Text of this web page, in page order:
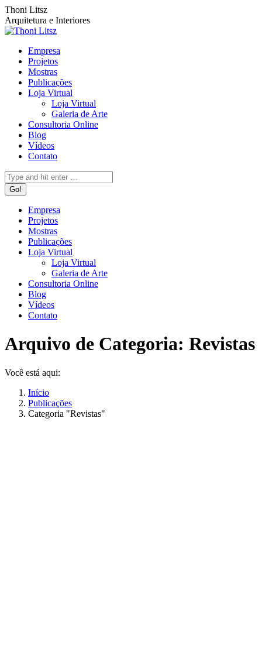
Pular
para
o
Facebook
page
opens
new
window
Instagram
page
opens
new
window
Rss
page
opens
new
window
Thoni Litsz
Arquitetura e Interiores
Empresa
Projetos
Mostras
Publicações
Loja Virtual
Loja Virtual
Galeria de Arte
Consultoria Online
Blog
Vídeos
Contato
Search:
Empresa
Projetos
Mostras
Publicações
Loja Virtual
Loja Virtual
Galeria de Arte
Consultoria Online
Blog
Vídeos
Contato
Arquivo de Categoria: Revistas
Você está aqui:
Início
Publicações
Categoria "Revistas"